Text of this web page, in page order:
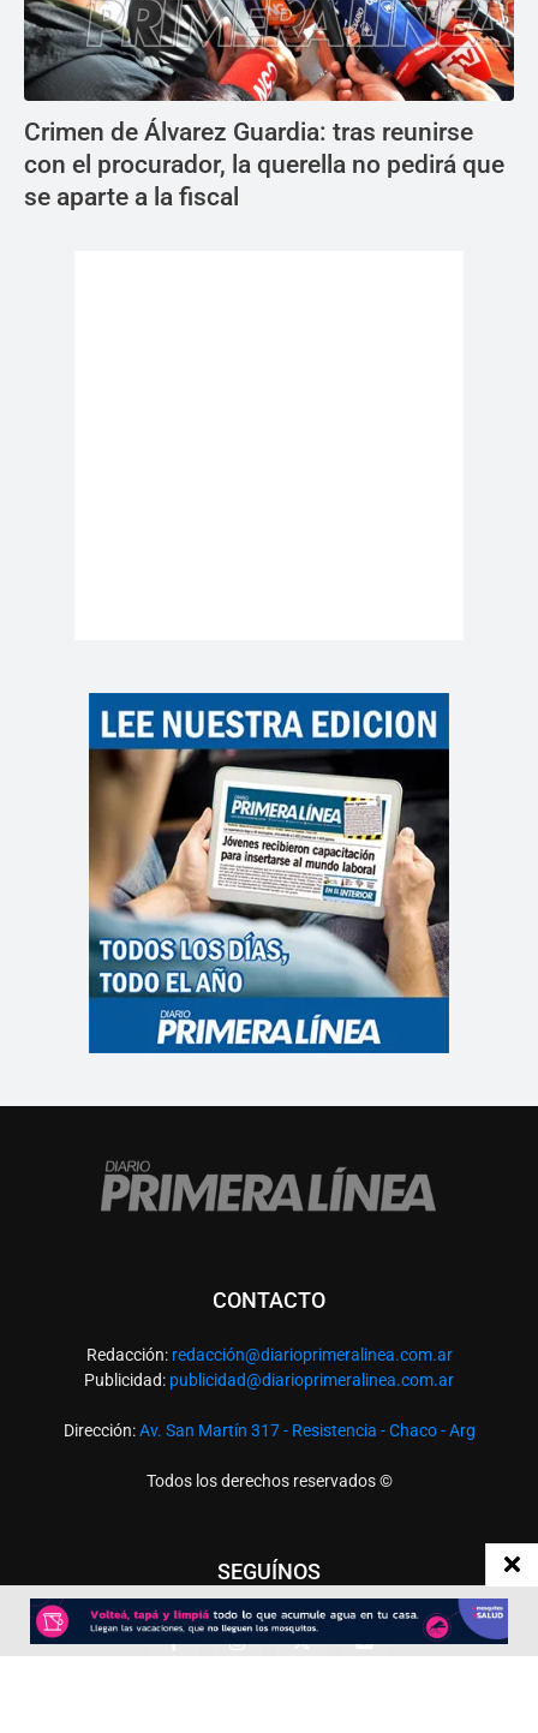
Crimen de Álvarez Guardia: tras reunirse
con el procurador, la querella no pedirá que
se aparte a la fiscal
CONTACTO
Redacción: redacción@diarioprimeralinea.com.ar
Publicidad: publicidad@diarioprimeralinea.com.ar
Dirección:Av. San Martín 317 - Resistencia - Chaco - Arg
Todos los derechos reservados ©
SEGUÍNOS